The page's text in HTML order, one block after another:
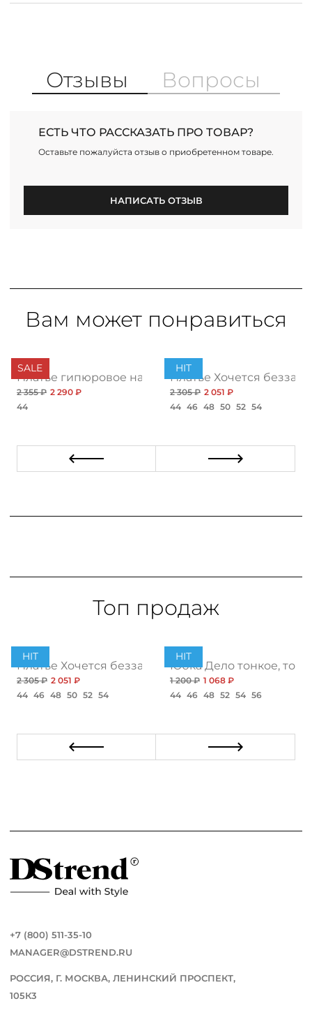
Отзывы Вопросы
ЕСТЬ ЧТО РАССКАЗАТЬ ПРО ТОВАР?
Оставьте пожалуйста отзыв о приобретенном товаре.
НАПИСАТЬ ОТЗЫВ
Вам может понравиться
SALE
Платье гипюровое нарядное черное
2 355 ₽ 2 290 ₽
44
HIT
Платье Хочется
2 305 ₽ 2 051 ₽
44 46 48 50 52 54
Топ продаж
HIT
Платье Хочется беззаботности, топ
2 305 ₽ 2 051 ₽
44 46 48 50 52 54
HIT
Юбка Дело тонкое, топ
1 200 ₽ 1 068 ₽
44 46 48 52 54 56
+7 (800) 511-35-10
MANAGER@DSTREND.RU
РОССИЯ, Г. МОСКВА, ЛЕНИНСКИЙ ПРОСПЕКТ,
105К3